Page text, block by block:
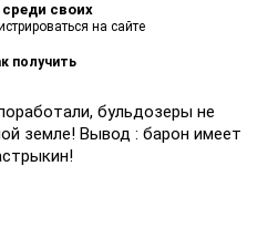
своих
на сайте
получить
бульдозеры не
земле! Вывод : барон имеет